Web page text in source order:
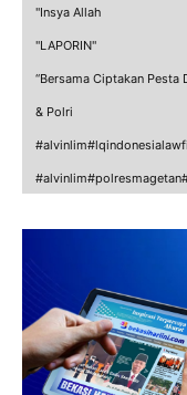
"Insya Allah
"LAPORIN"
“Bersama Ciptakan Pesta
& Polri